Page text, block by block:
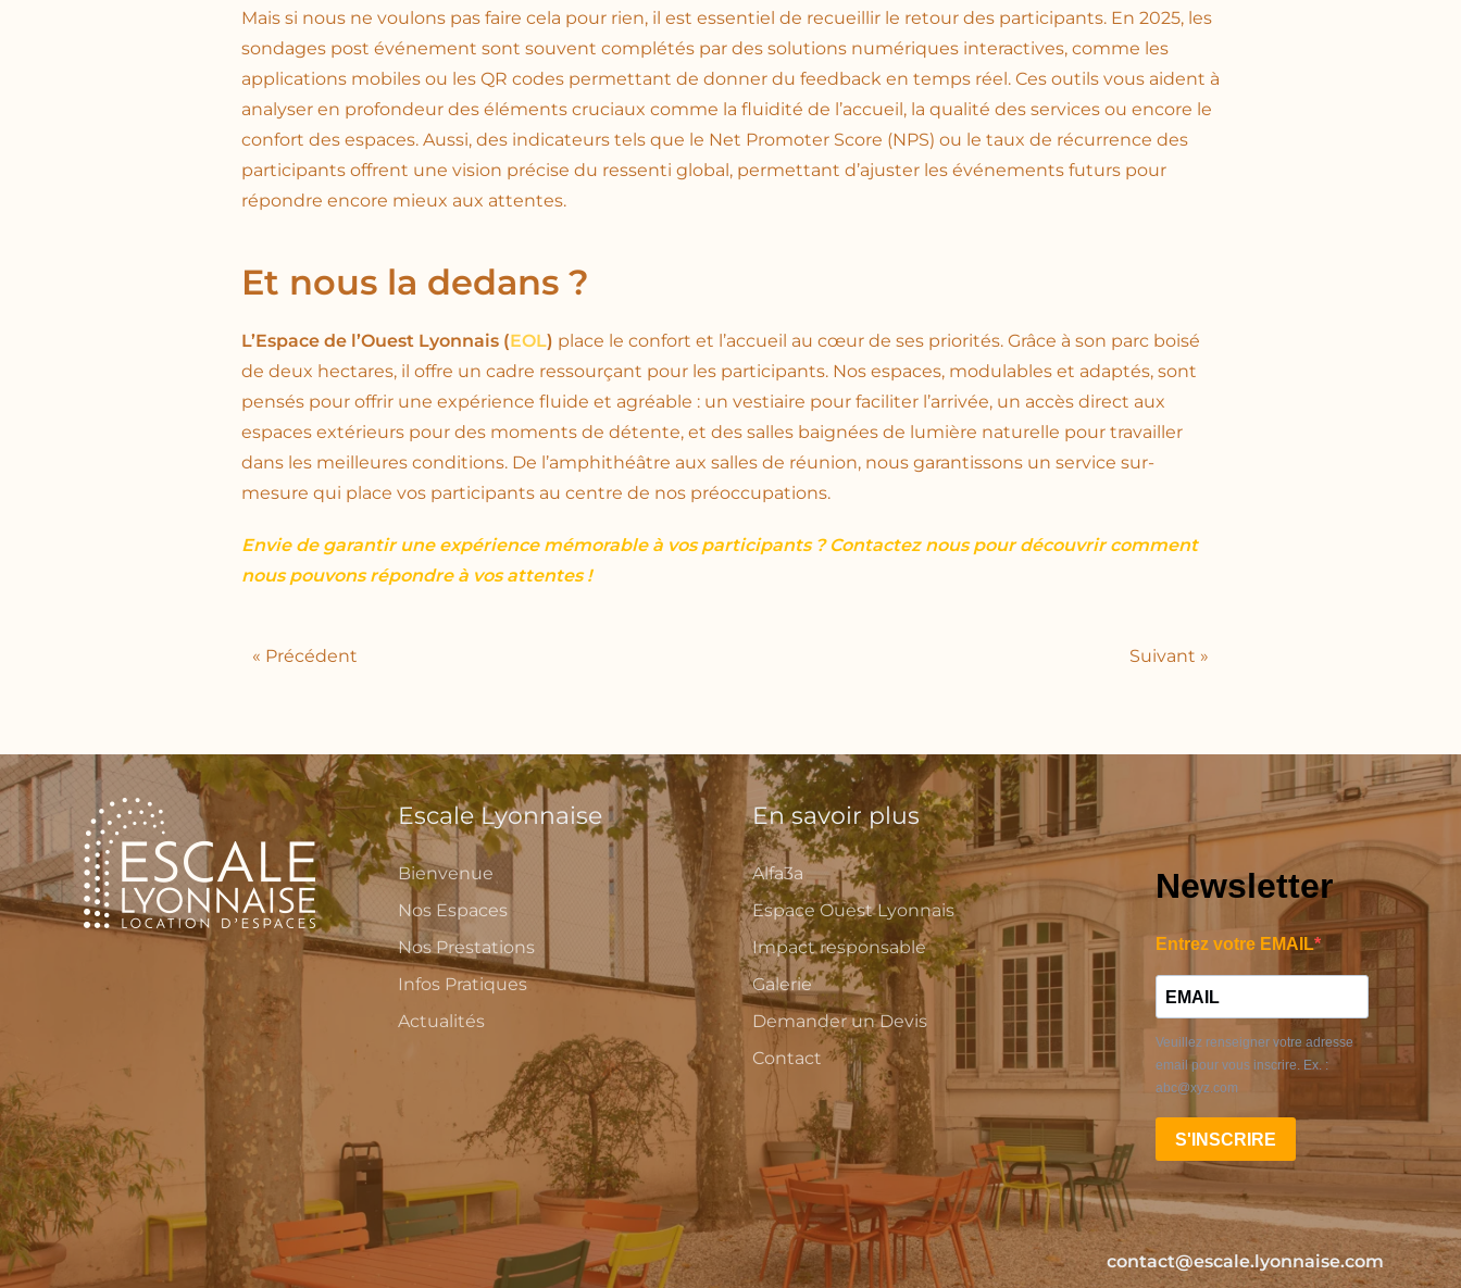
Mais si nous ne voulons pas faire cela pour rien, il est essentiel de recueillir le retour des participants. En 2025, les
sondages post événement sont souvent complétés par des solutions numériques interactives, comme les
applications mobiles ou les QR codes permettant de donner du feedback en temps réel. Ces outils vous aident à
analyser en profondeur des éléments cruciaux comme la fluidité de l’accueil, la qualité des services ou encore le
confort des espaces. Aussi, des indicateurs tels que le Net Promoter Score (NPS) ou le taux de récurrence des
participants offrent une vision précise du ressenti global, permettant d’ajuster les événements futurs pour
répondre encore mieux aux attentes.
Et nous la dedans ?
L’Espace de l’Ouest Lyonnais (EOL) place le confort et l’accueil au cœur de ses priorités. Grâce à son parc boisé
de deux hectares, il offre un cadre ressourçant pour les participants. Nos espaces, modulables et adaptés, sont
pensés pour offrir une expérience fluide et agréable : un vestiaire pour faciliter l’arrivée, un accès direct aux
espaces extérieurs pour des moments de détente, et des salles baignées de lumière naturelle pour travailler
dans les meilleures conditions. De l’amphithéâtre aux salles de réunion, nous garantissons un service sur-
mesure qui place vos participants au centre de nos préoccupations.
Envie de garantir une expérience mémorable à vos participants ? Contactez nous pour découvrir comment
nous pouvons répondre à vos attentes !
« Précédent Suivant »
Escale Lyonnaise
Bienvenue
Nos Espaces
Nos Prestations
Infos Pratiques
Actualités
En savoir plus
Alfa3a
Espace Ouest Lyonnais
Impact responsable
Galerie
Demander un Devis
Contact
Newsletter
Entrez votre EMAIL
Veuillez renseigner votre adresse
email pour vous inscrire. Ex. :
abc@xyz.com
S'INSCRIRE
contact@escale.lyonnaise.com